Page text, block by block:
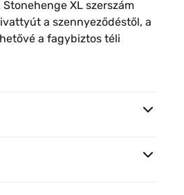
Stonehenge XL szerszám
a szennyeződéstől, a
a fagybiztos téli